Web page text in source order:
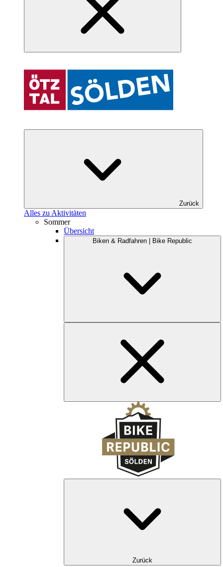
Zurück
Alles zu Aktivitäten
Sommer
Übersicht
Biken & Radfahren | Bike Republic
Zurück